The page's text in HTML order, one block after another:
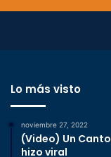
Lo más visto
noviembre 27, 2022
(Video) Un
hizo viral